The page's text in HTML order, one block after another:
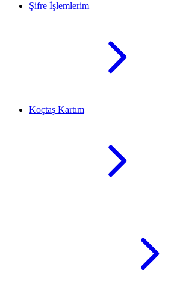
Şifre İşlemlerim
Koçtaş Kartım